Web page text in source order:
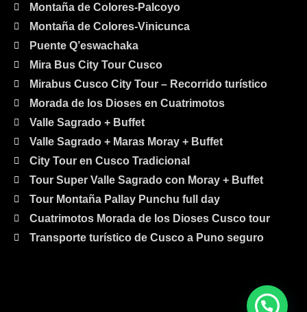
Montaña de Colores-Palcoyo
Montaña de Colores-Vinicunca
Puente Q’eswachaka
Mira Bus City Tour Cusco
Mirabus Cusco City Tour – Recorrido turístico
Morada de los Dioses en Cuatrimotos
Valle Sagrado + Buffet
Valle Sagrado + Maras Moray + Buffet
City Tour en Cusco Tradicional
Tour Super Valle Sagrado con Moray + Buffet
Tour Montaña Pallay Punchu full day
Cuatrimotos Morada de los Dioses Cusco tour
Transporte turístico de Cusco a Puno seguro